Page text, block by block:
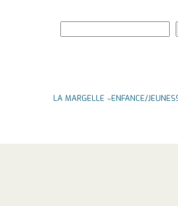
LA MARGELLE ENFANCE/